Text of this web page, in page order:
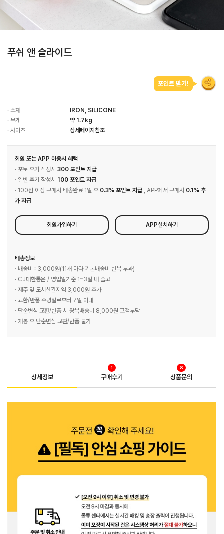
푸쉬 앤 슬라이드
포인트 받기!
· 소재
IRON, SILICONE
· 무게
약 1.7kg
· 사이즈
상세페이지참조
회원 또는 APP 이용시 혜택
· 포토 후기 작성시 300 포인트 지급
· 일반 후기 작성시 100 포인트 지급
· 100원 이상 구매시 배송완료 1일 후 0.3% 포인트 지급 , APP에서 구매시 0.1% 추
가 지급
회원가입하기 APP설치하기
배송정보
· 배송비 : 3,000원(11개 마다 기본배송비 반복 부과)
· CJ대한통운 / 영업일기준 1~3일 내 출고
· 제주 및 도서산간지역 3,000원 추가
· 교환/반품 수령일로부터 7일 이내
· 단순변심 교환/반품 시 왕복배송비 8,000원 고객부담
· 개봉 후 단순변심 교환/반품 불가
상세정보 구매후기
1
상품문의
8